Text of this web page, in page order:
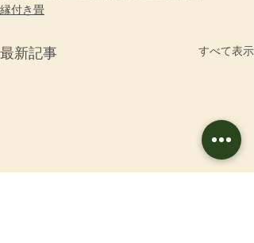
縁付き畳
最新記事 すべて表示